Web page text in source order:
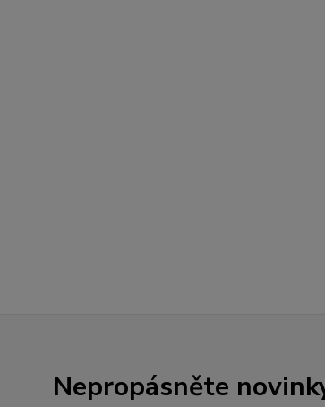
Nepropásněte